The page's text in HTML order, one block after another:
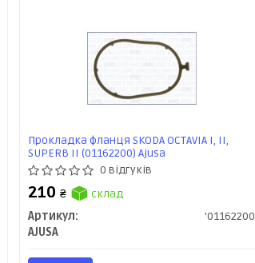
Прокладка фланця SKODA OCTAVIA I, II,
SUPERB II (01162200) Ajusa
0 відгуків
210₴
склад
Артикул:
'01162200
AJUSA